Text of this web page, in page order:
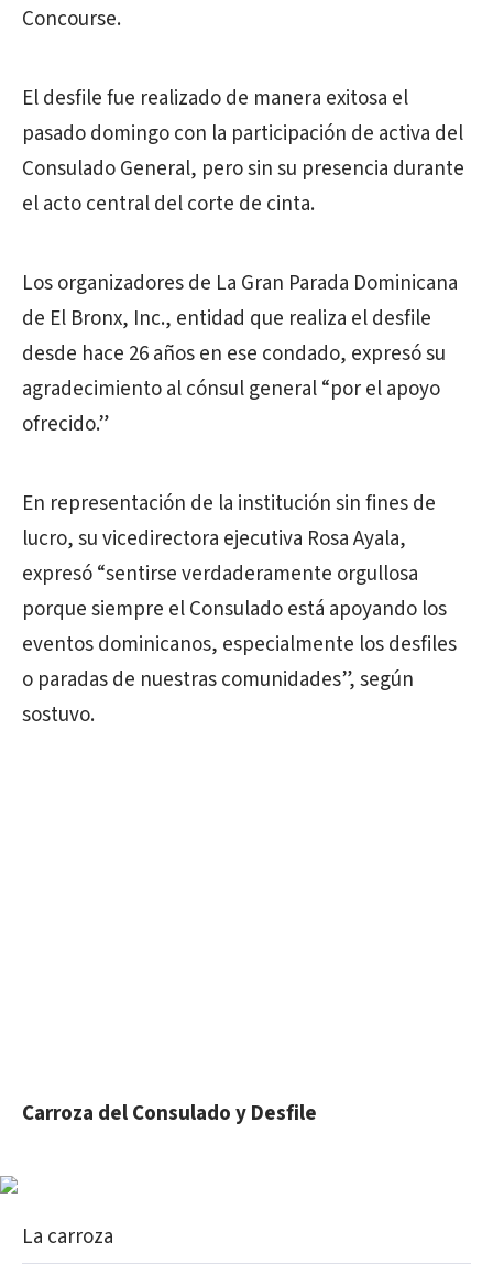
Concourse.
El desfile fue realizado de manera exitosa el
pasado domingo con la participación de activa del
Consulado General, pero sin su presencia durante
el acto central del corte de cinta.
Los organizadores de La Gran Parada Dominicana
de El Bronx, Inc., entidad que realiza el desfile
desde hace 26 años en ese condado, expresó su
agradecimiento al cónsul general “por el apoyo
ofrecido.”
En representación de la institución sin fines de
lucro, su vicedirectora ejecutiva Rosa Ayala,
expresó “sentirse verdaderamente orgullosa
porque siempre el Consulado está apoyando los
eventos dominicanos, especialmente los desfiles
o paradas de nuestras comunidades”, según
sostuvo.
Carroza del Consulado y Desfile
La carroza